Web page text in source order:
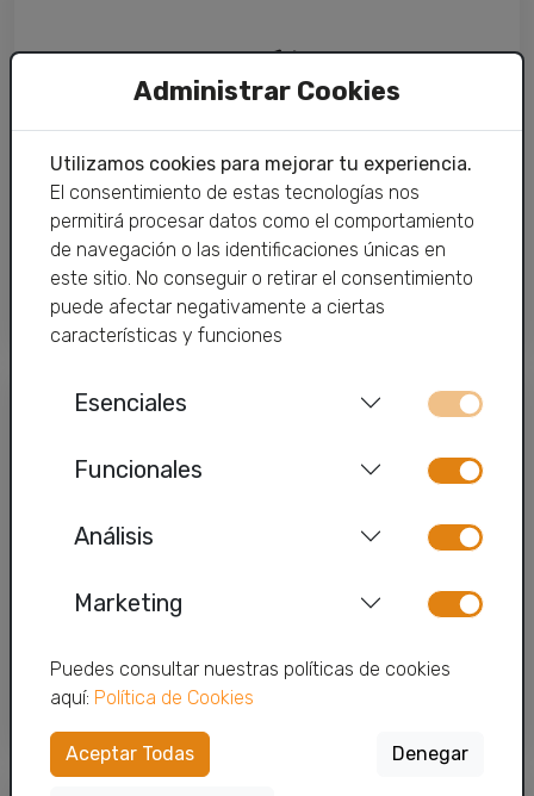
Administrar Cookies
Utilizamos cookies para mejorar tu experiencia.
El consentimiento de estas tecnologías nos
permitirá procesar datos como el comportamiento
de navegación o las identificaciones únicas en
este sitio. No conseguir o retirar el consentimiento
puede afectar negativamente a ciertas
características y funciones
Esenciales
Funcionales
Análisis
Marketing
Puedes consultar nuestras políticas de cookies
aquí: Política de Cookies
Aceptar Todas Denegar
Lo hacemos fácil
Te ponemos las cosas sencillas encargándonos de
todo para que solo tengas que preocuparte de sacarle
el máximo partido a tu wimax óptica.
Contamos con una red de wimax óptica propia. Si hay
restauramos el servicio en tiempo récord.